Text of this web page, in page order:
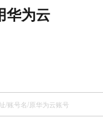
华为云